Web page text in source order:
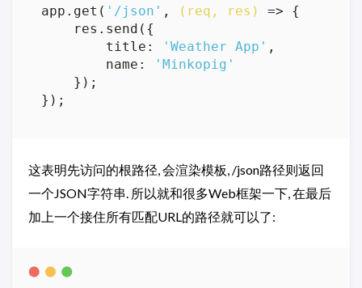
app.get( '/json' , (req, res) => {
    res.send({
        title:
'Weather App' ,
        name:
'Minkopig'
    });
这表明先访问的根路径, 会渲染模板, /json路径则返回
一个JSON字符串. 所以就和很多Web框架一下, 在最后
加上一个接住所有匹配URL的路径就可以了: